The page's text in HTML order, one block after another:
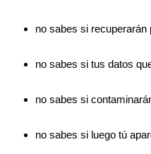
no sabes si
no sabes si tus datos
no sabes si
no sabes si luego tú